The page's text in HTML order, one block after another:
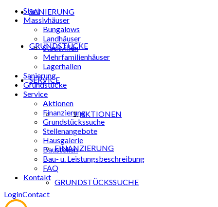
SANIERUNG
GRUNDSTÜCKE
SERVICE
AKTIONEN
FINANZIERUNG
GRUNDSTÜCKSSUCHE
Start
Massivhäuser
Bungalows
Landhäuser
Stadtvillen
Mehrfamilienhäuser
Lagerhallen
Sanierung
Grundstücke
Service
Aktionen
Finanzierung
Grundstückssuche
Stellenangebote
Hausgalerie
Baustellen
Bau- u. Leistungsbeschreibung
FAQ
Kontakt
LoginContact